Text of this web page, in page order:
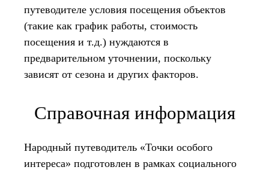
путеводителе условия посещения объектов
(такие как график работы, стоимость
посещения и т.д.) нуждаются в
предварительном уточнении, поскольку
зависят от сезона и других факторов.
Справочная информация
Народный путеводитель «Точки особого
интереса» подготовлен в рамках социального